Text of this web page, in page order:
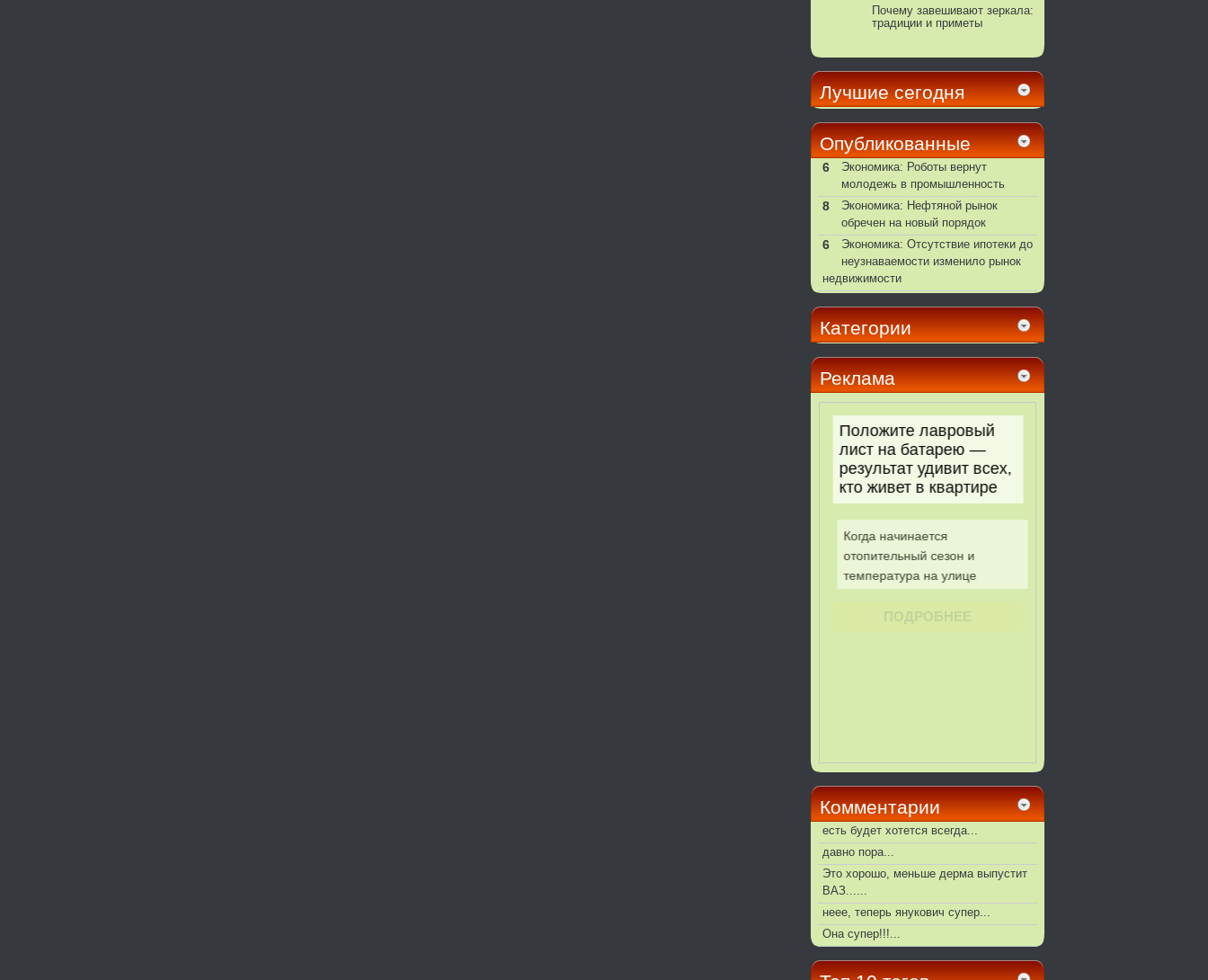
Почему завешивают зеркала:
традиции и приметы
Лучшие сегодня
Опубликованные
6
Экономика: Роботы вернут
молодежь в промышленность
8
Экономика: Нефтяной рынок
обречен на новый порядок
6
Экономика: Отсутствие ипотеки до
неузнаваемости изменило рынок
недвижимости
Категории
Реклама
Комментарии
есть будет хотется всегда...
давно пора...
Это хорошо, меньше дерма выпустит
ВАЗ......
неее, теперь янукович супер...
Она супер!!!...